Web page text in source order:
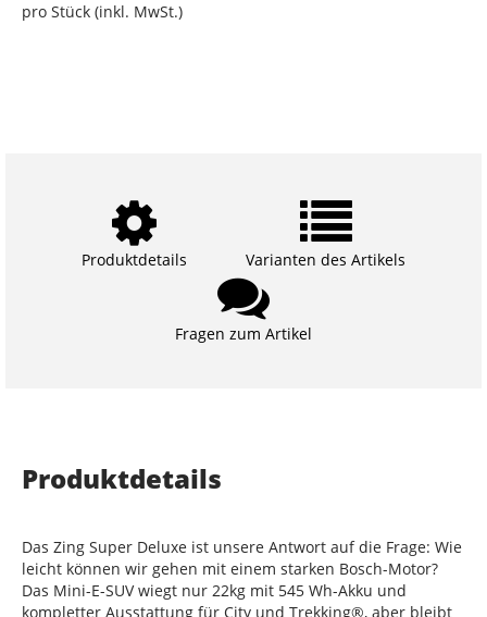
pro Stück (inkl. MwSt.)
Produktdetails Varianten des Artikels
Fragen zum Artikel
Produktdetails
Das Zing Super Deluxe ist unsere Antwort auf die Frage: Wie
leicht können wir gehen mit einem starken Bosch-Motor?
Das Mini-E-SUV wiegt nur 22kg mit 545 Wh-Akku und
kompletter Ausstattung für City und Trekking®, aber bleibt